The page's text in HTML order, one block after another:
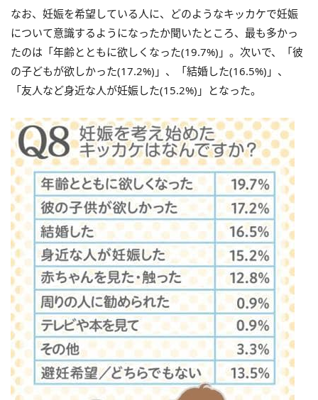
なお、妊娠を希望している人に、どのようなキッカケで妊娠
について意識するようになったか聞いたところ、最も多かっ
たのは「年齢とともに欲しくなった(19.7%)」。次いで、「彼
の子どもが欲しかった(17.2%)」、「結婚した(16.5%)」、
「友人など身近な人が妊娠した(15.2%)」となった。